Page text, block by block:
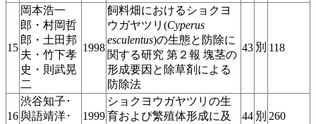
15
岡本浩一
郎・村岡哲
郎・土田邦
夫・竹下孝
史・則武晃
二
1998
飼料畑におけるショクヨ
ウガヤツリ(Cyperus
esculentus)の生態と防除に
関する研究 第２報 塊茎の
形成要因と除草剤による
防除法
43 別 118
16
渋谷知子･
與語靖洋･
1999
ショクヨウガヤツリの生
育およぴ繁殖体形成に及
44 別 260